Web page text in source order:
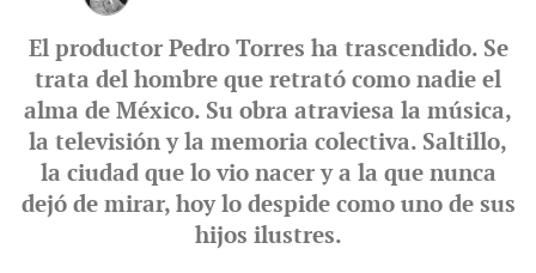
El productor Pedro Torres ha trascendido. Se
trata del hombre que retrató como nadie el
alma de México. Su obra atraviesa la música,
la televisión y la memoria colectiva. Saltillo,
la ciudad que lo vio nacer y a la que nunca
dejó de mirar, hoy lo despide como uno de sus
hijos ilustres.